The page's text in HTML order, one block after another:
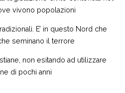
vivono popolazioni
E’ in questo Nord che
seminano il terrore
non esitando ad utilizzare
di pochi anni